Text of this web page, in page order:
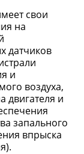
свои
на
датчиков
и
воздуха,
двигателя и
запального
впрыска